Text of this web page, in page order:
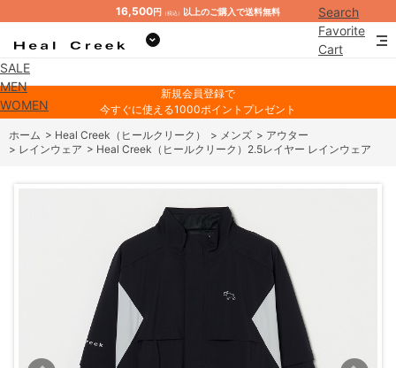
16,500円 （税込） 以上のご購入で送料無料
Search
Favorite
Cart
SALE
MEN
WOMEN
新規会員登録で
今すぐに使える1000ポイントプレゼント
ホーム > Heal Creek（ヒールクリーク） > メンズ > アウター
> レインウェア > Heal Creek（ヒールクリーク）2.5レイヤー レインウェア